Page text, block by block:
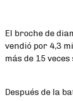
El broche de
vendió por 4,3
más de 15
Después de la